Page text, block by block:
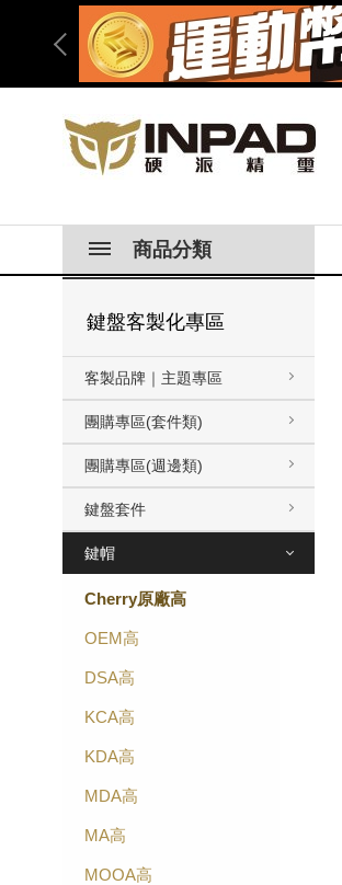
商品分類
鍵盤客製化專區
客製品牌｜主題專區
團購專區(套件類)
團購專區(週邊類)
鍵盤套件
鍵帽
Cherry原廠高
OEM高
DSA高
KCA高
KDA高
MDA高
MA高
MOOA高